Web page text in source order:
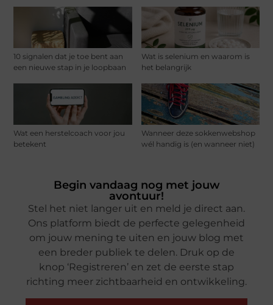
10 signalen dat je toe bent aan
een nieuwe stap in je loopbaan
Wat is selenium en waarom is
het belangrijk
Wat een herstelcoach voor jou
betekent
Wanneer deze sokkenwebshop
wél handig is (en wanneer niet)
Begin vandaag nog met jouw
avontuur!
Stel het niet langer uit en meld je direct aan.
Ons platform biedt de perfecte gelegenheid
om jouw mening te uiten en jouw blog met
een breder publiek te delen. Druk op de
knop ‘Registreren’ en zet de eerste stap
richting meer zichtbaarheid en ontwikkeling.